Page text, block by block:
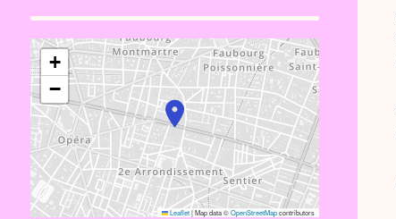
+
−
Leaflet|Map data ©OpenStreetMapcontributors